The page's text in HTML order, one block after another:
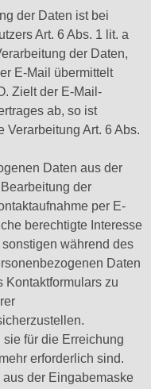
der Daten ist bei
Art. 6 Abs. 1 lit. a
der Daten,
E-Mail übermittelt
Zielt der E-Mail-
ab, so ist
Verarbeitung Art. 6 Abs.
Daten aus der
der
per E-
berechtigte Interesse
während des
Daten
Kontaktformulars zu
für die Erreichung
erforderlich sind.
der Eingabemaske